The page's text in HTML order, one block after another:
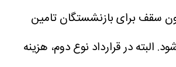
سقف برای بازنشستگان تامین
البته در قرارداد نوع دوم، هزینه